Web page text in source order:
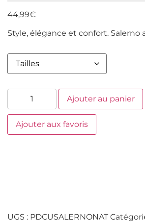
44,99€
Style, élégance et confort. Salerno
Ajouter au panier
Ajouter aux favoris
UGS : PDCUSALERNONAT